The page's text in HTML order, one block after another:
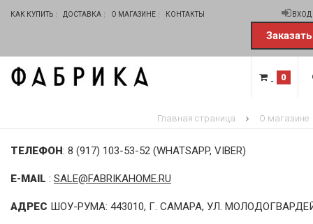
КАК КУПИТЬ ДОСТАВКА О МАГАЗИНЕ КОНТАКТЫ ВХОД
0
Главная страница О магазине
ТЕЛЕФОН: 8 (917) 103-53-52 (WHATSAPP, VIBER)
E-MAIL : SALE@FABRIKAHOME.RU
АДРЕС ШОУ-РУМА: 443010, Г. САМАРА, УЛ.